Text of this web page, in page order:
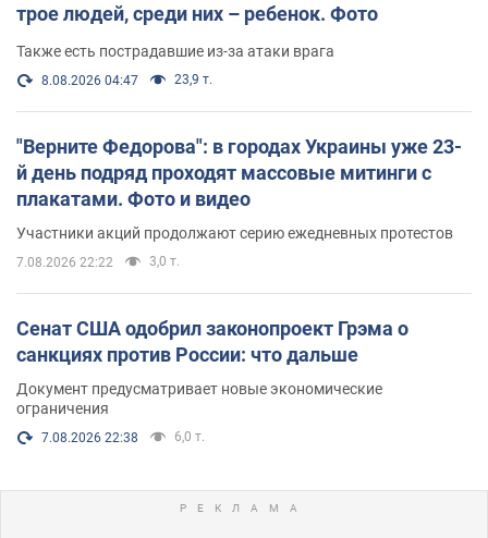
трое людей, среди них – ребенок. Фото
Также есть пострадавшие из-за атаки врага
8.08.2026 04:47 23,9 т.
"Верните Федорова": в городах Украины уже 23-
й день подряд проходят массовые митинги с
плакатами. Фото и видео
Участники акций продолжают серию ежедневных протестов
7.08.2026 22:22 3,0 т.
Сенат США одобрил законопроект Грэма о
санкциях против России: что дальше
Документ предусматривает новые экономические
ограничения
7.08.2026 22:38 6,0 т.